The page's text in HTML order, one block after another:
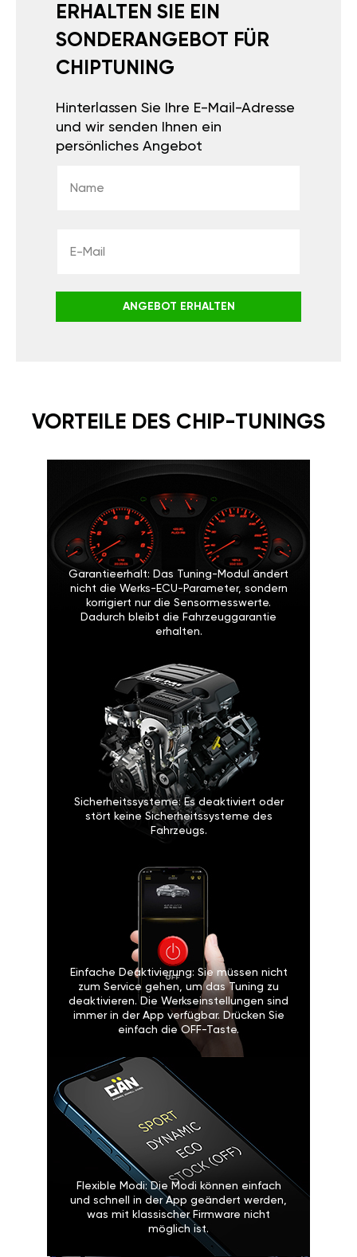
ERHALTEN SIE EIN
SONDERANGEBOT FÜR
CHIPTUNING
Hinterlassen Sie Ihre E-Mail-Adresse
und wir senden Ihnen ein
persönliches Angebot
ANGEBOT ERHALTEN
VORTEILE DES CHIP-TUNINGS
Garantieerhalt: Das Tuning-Modul ändert
nicht die Werks-ECU-Parameter, sondern
korrigiert nur die Sensormesswerte.
Dadurch bleibt die Fahrzeuggarantie
erhalten.
Sicherheitssysteme: Es deaktiviert oder
stört keine Sicherheitssysteme des
Fahrzeugs.
Einfache Deaktivierung: Sie müssen nicht
zum Service gehen, um das Tuning zu
deaktivieren. Die Werkseinstellungen sind
immer in der App verfügbar. Drücken Sie
einfach die OFF-Taste.
Flexible Modi: Die Modi können einfach
und schnell in der App geändert werden,
was mit klassischer Firmware nicht
möglich ist.